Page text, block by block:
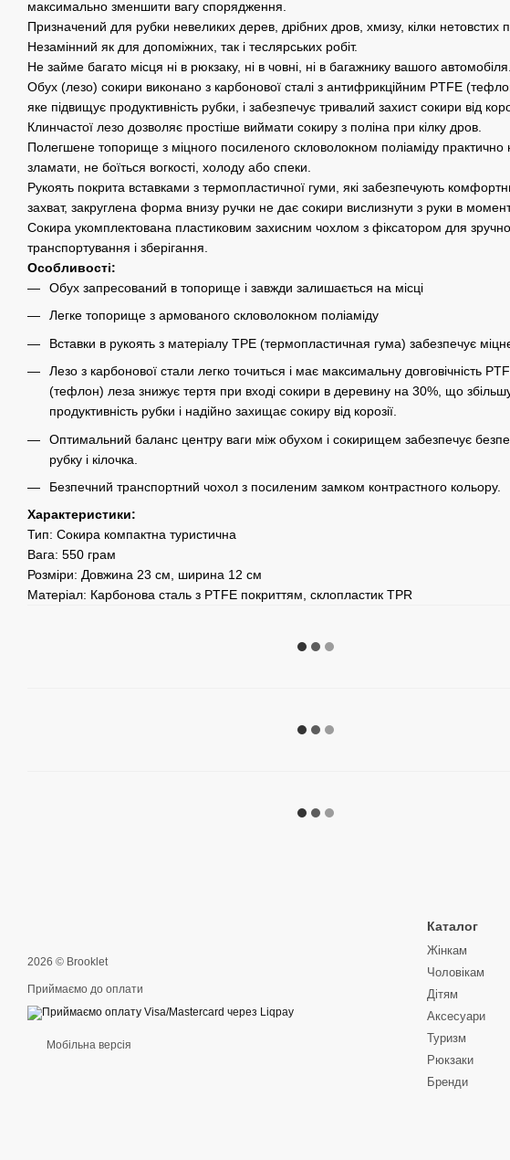
максимально зменшити вагу спорядження.
Призначений для рубки невеликих дерев, дрібних дров, хмизу, кілки нетовстих
Незамінний як для допоміжних, так і теслярських робіт.
Не займе багато місця ні в рюкзаку, ні в човні, ні в багажнику вашого автомобіля.
Обух (лезо) сокири виконано з карбонової сталі з антифрикційним PTFE
яке підвищує продуктивність рубки, і забезпечує тривалий захист сокири від
Клинчастої лезо дозволяє простіше виймати сокиру з поліна при кілку дров.
Полегшене топорище з міцного посиленого скловолокном поліаміду практично
зламати, не боїться вогкості, холоду або спеки.
Рукоять покрита вставками з термопластичної гуми, які забезпечують
захват, закруглена форма внизу ручки не дає сокири вислизнути з руки в
Сокира укомплектована пластиковим захисним чохлом з фіксатором для
транспортування і зберігання.
Особливості:
Обух запресований в топорище і завжди залишається на місці
Легке топорище з армованого скловолокном поліаміду
Вставки в рукоять з матеріалу TPE (термопластичная гума) забезпечує
Лезо з карбонової стали легко точиться і має максимальну довговічність
(тефлон) леза знижує тертя при вході сокири в деревину на 30%, що
продуктивність рубки і надійно захищає сокиру від корозії.
Оптимальний баланс центру ваги між обухом і сокирищем забезпечує
рубку і кілочка.
Безпечний транспортний чохол з посиленим замком контрастного кольору.
Характеристики:
Тип: Сокира компактна туристична
Вага: 550 грам
Розміри: Довжина 23 см, ширина 12 см
Матеріал: Карбонова сталь з PTFE покриттям, склопластик TPR
2026 © Brooklet
Приймаємо до оплати
Мобільна версія
Каталог
Жінкам
Чоловікам
Дітям
Аксесуари
Туризм
Рюкзаки
Бренди